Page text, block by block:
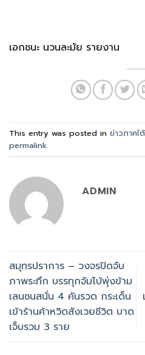
เอกชนะ นวนละมัย รายงาน
This entry was posted in ข่าวภาคใต้
permalink.
ADMIN
สมุทรปราการ – วงจรปิดจับ
ภาพระทึก บรรทุกจัมโบ้พุ่งข้าม
เลนชนสนั่น 4 คันรวด กระเด็น
เข้าร้านค้าหวิดสังเวยชีวิต บาด
เจ็บรวม 3 ราย